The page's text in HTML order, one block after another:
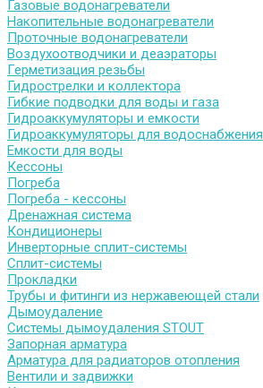
Газовые водонагреватели
Накопительные водонагреватели
Проточные водонагреватели
Воздухоотводчики и деаэраторы
Герметизация резьбы
Гидрострелки и коллектора
Гибкие подводки для воды и газа
Гидроаккумуляторы и емкости
Гидроаккумуляторы для водоснабжения
Емкости для воды
Кессоны
Погреба
Погреба - кессоны
Дренажная система
Кондиционеры
Инверторные сплит-системы
Сплит-системы
Прокладки
Трубы и фитинги из нержавеющей стали
Дымоудаление
Системы дымоудаления STOUT
Запорная арматура
Арматура для радиаторов отопления
Вентили и задвижки